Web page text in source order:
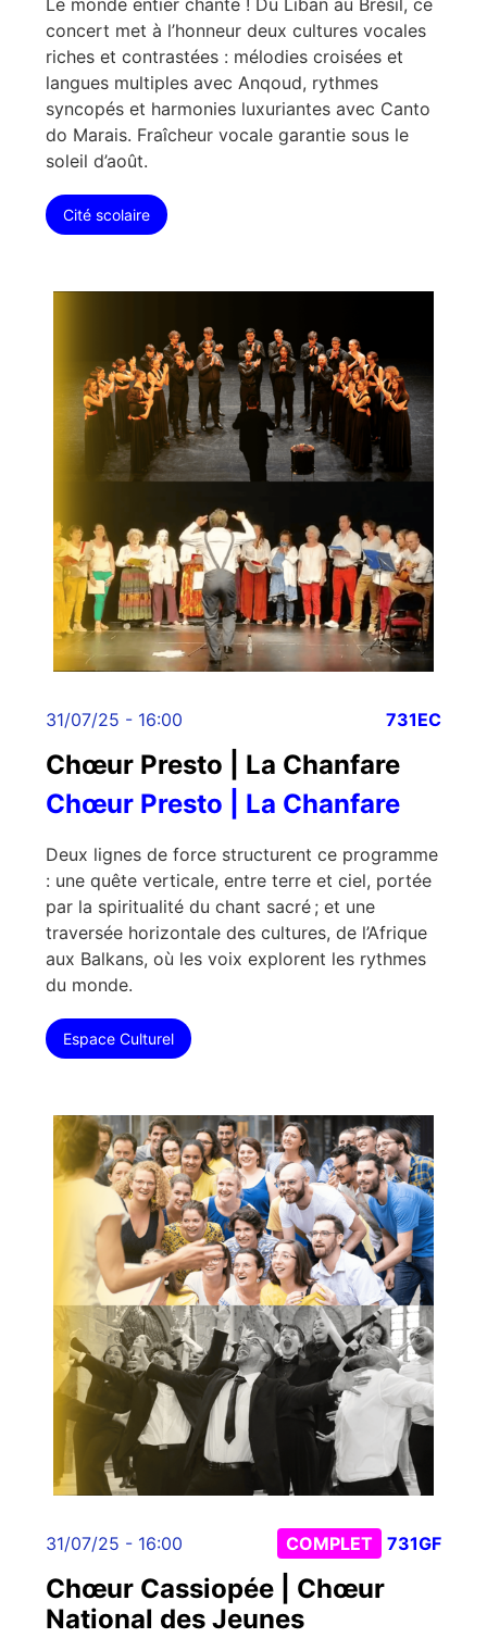
concert met à l’honneur deux cultures vocales
riches et contrastées : mélodies croisées et
langues multiples avec Anqoud, rythmes
syncopés et harmonies luxuriantes avec Canto
do Marais. Fraîcheur vocale garantie sous le
soleil d’août.
Cité scolaire
31/07/25 - 16:00 731EC
Chœur Presto | La Chanfare
Chœur Presto | La Chanfare
Deux lignes de force structurent ce programme
: une quête verticale, entre terre et ciel, portée
par la spiritualité du chant sacré ; et une
traversée horizontale des cultures, de l’Afrique
aux Balkans, où les voix explorent les rythmes
du monde.
Espace Culturel
31/07/25 - 16:00 COMPLET 731GF
Chœur Cassiopée | Chœur
National des Jeunes